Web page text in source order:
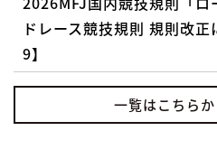
ドレース競技規則 規則改
9】
一覧はこちらか